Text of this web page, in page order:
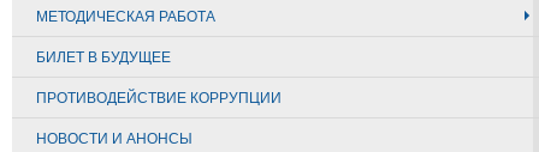
МЕТОДИЧЕСКАЯ РАБОТА
БИЛЕТ В БУДУЩЕЕ
ПРОТИВОДЕЙСТВИЕ КОРРУПЦИИ
НОВОСТИ И АНОНСЫ